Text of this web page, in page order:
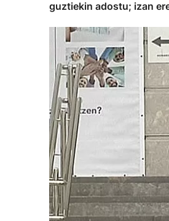
guztiekin adostu; izan